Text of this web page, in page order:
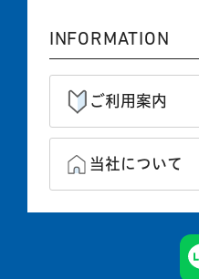
INFORMATION
ご利用案内
当社について